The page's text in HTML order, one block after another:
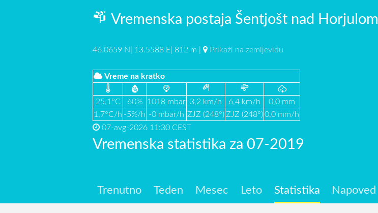
Vremenska postaja Šentjošt nad Horjulom
46.0659 N| 13.5588 E| 812 m | Prikaži na zemljevidu
Vreme na kratko
25,1°C 60% 1018 mbar 3,2 km/h 6,4 km/h
0,0 mm
1,7°C/h -5%/h -0 mbar/h ZJZ (248°)ZJZ (248°)0,0 mm/h
07-avg-2026 11:30 CEST
Vremenska statistika za 07-2019
Trenutno Teden Mesec Leto Statistika Napoved